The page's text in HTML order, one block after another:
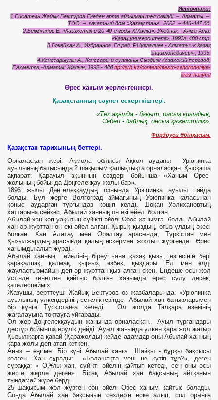
Источники:
1.Писатель Жайык Бектуров Енеден ерте айрылған төл секілді. – Алматы. –
ТОО. – печатный дом «Қазақстан» 2002. – 446-447 бб.
2.Бекмханов Е. «Казахстан в 20-40-е годы XIXвека»: Учебник – Алма-Ата:
«Қазақ университеті», 1992г. 400 стр.
3.Бокейхан А., Избранное. Гл.ред. Р.Нургалиев.- Алматы: « Қазақ
энциклопедиясы», 1995.
4.Кенесарыулы А., Кенесары и султаны Сыздык/ Казахский перевод,
Г.Ахметов,-Алматы: Жалын, 1992.- 48б ttp://srh.kz/content/mesto-zahoroneniya-
ores-hanym/
Өрес ханым жерленгенжері.
Қазақстанның сәулет ескерткіштері.
«Тек ақылда - бақыт, онсыз қиындық,
Себеп - байлық, онсыз қажеттілік».
Фирдоуси Әбілқасым.
Қазақстан тарихының беттері.
Орналасқан жері: Ақмола облысы Ақкөл ауданы Урюпинка
ауылының батысында 2 шақырым қашықтықта орналасқан. Қысқаша
ақпарат: Қарауыл ақынның сөздері бойынша «Ханым Өрес
жолының бойында Дөңгелекқау жолы бар».
1896 жылы Дөңгелекқаудың орнында Урюпинка ауылы пайда
болды. Бұл жерге Волгоград аймағының Урюпинка қаласынан
қоныс аударған тұрғындар көшіп келді. Шоқан Уәлихановтың
хаттарына сәйкес, Абылай ханның он екі әйелі болған.
Абылай хан көп уақытын сүйікті әйелі Өрес ханымға бөлді. Абылай
хан əр жұрттан он екі əйел алған. Қырық қыздың, отыз ұлдың əкесі
болған. Хан Алатау мен Оралтау арасында, Түркістан мен
Қызылжардың арасында қалың əскермен жортып жүргенде Өрес
ханымды алып жүрді.
Абылай ханның əйелінің біреуі ғана қазақ қызы, өзгесінің бəрі
қарақалпақ, қалмақ, қырғыз, өзбек, қыздары. Ел мен елді
жауластырмайын деп əр жұрттан қыз алған екен. Ендеше осы жол
үстінде кенеттен қайтыс болған ханымды өрес сұлу десек,
қателеспейміз.
Жазушы, зерттеуші Жайық Бектұров өз жазбаларында: «Урюпинка
ауылының үлкендерінің естеліктерінде Абылай хан батырларымен
бір күнге Түркістанға келеді. Ол жолда Талқара өзенінің
жағалауына тоқтауға ұйғарады.
Ол жер Дөңгелекқаудың жанында орналасқан. Ауыл тұрғандары
дәстүр бойынша ерулік дейді. Ауыл жанында үлкен қара жол жатыр
Қызылжарға қарай (Қаражолды) кейде адамдар оны Абылай ханның
қара жолы деп атап кеткен.
Аңыз – әңгіме: Бір күні Абылай ханға Шайқы - бұрқы бақсысы
келген. Хан сұрады: «Болашақта мені не күтіп тұр?», деген
сұраққа: « О,Ұлы хан, сүйікті әйелің қайтып кетеді, сен оны осы
жерге жерле деген». Бірақ Абылай хан бақсының айтқанын
тыңдамай жүре берді.
25 шақырым жол жүрген соң әйелі Өрес ханым қайтыс болады.
Сонда Абылай хан бақсының сөздерін еске алып, сол орынға